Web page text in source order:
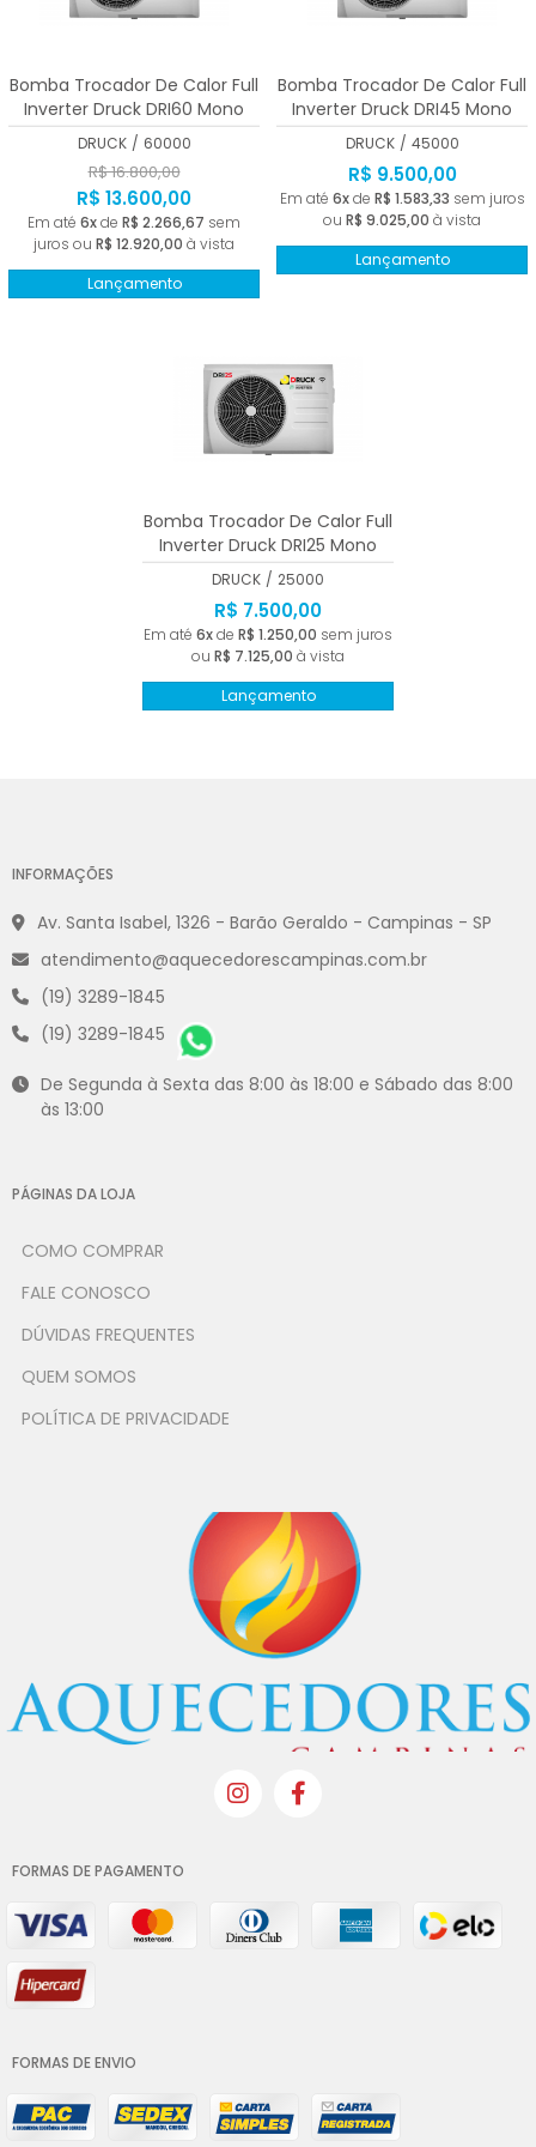
Bomba Trocador De Calor Full
Inverter Druck DRI60 Mono
220V Branco Wi-fi 6000 BTUs
DRUCK / 60000
R$ 16.800,00
R$ 13.600,00
Em até 6xde R$ 2.266,67 sem
juros ou R$ 12.920,00 à vista
Lançamento
Bomba Trocador De Calor Full
Inverter Druck DRI45 Mono
220V Branco Wi-fi 45000
BTUs
DRUCK / 45000
R$ 9.500,00
Em até 6xde R$ 1.583,33 sem juros
ou R$ 9.025,00 à vista
Lançamento
Bomba Trocador De Calor Full
Inverter Druck DRI25 Mono
220V Branco Wi-fi 25000 BTUs
DRUCK / 25000
R$ 7.500,00
Em até 6xde R$ 1.250,00 sem juros
ou R$ 7.125,00 à vista
Lançamento
INFORMAÇÕES
Av. Santa Isabel, 1326 - Barão Geraldo - Campinas - SP
atendimento@aquecedorescampinas.com.br
(19) 3289-1845
(19) 3289-1845
De Segunda à Sexta das 8:00 às 18:00 e Sábado das 8:00
às 13:00
PÁGINAS DA LOJA
COMO COMPRAR
FALE CONOSCO
DÚVIDAS FREQUENTES
QUEM SOMOS
POLÍTICA DE PRIVACIDADE
FORMAS DE PAGAMENTO
FORMAS DE ENVIO